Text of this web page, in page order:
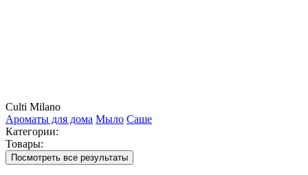
Culti Milano
Ароматы для дома Мыло Саше
Категории:
Товары:
Посмотреть все результаты